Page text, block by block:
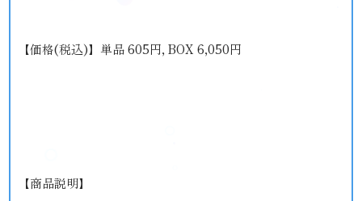
【価格(税込)】単品 605円, BOX 6,050円
【商品説明】